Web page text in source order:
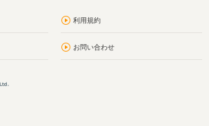
利用規約
お問い合わせ